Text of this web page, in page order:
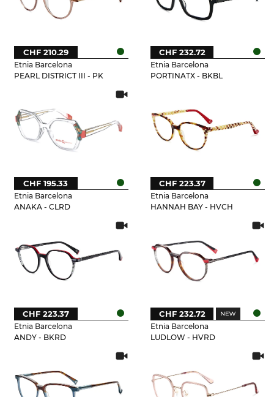
Etnia Barcelona
PEARL DISTRICT III - PK
CHF 210.29
Etnia Barcelona
PORTINATX - BKBL
CHF 232.72
Etnia Barcelona
ANAKA - CLRD
CHF 195.33
Etnia Barcelona
HANNAH BAY - HVCH
CHF 223.37
Etnia Barcelona
ANDY - BKRD
CHF 223.37
Etnia Barcelona
LUDLOW - HVRD
CHF 232.72